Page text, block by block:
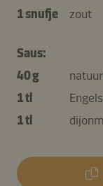
1 snufje
zout
Saus:
40 g
1 tl
1 tl